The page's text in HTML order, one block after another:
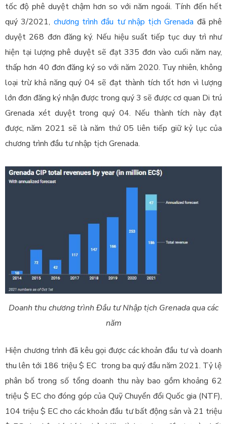
tốc độ phê duyệt chậm hơn so với năm ngoái. Tính đến hết
quý 3/2021, chương trình đầu tư nhập tịch Grenada đã phê
duyệt 268 đơn đăng ký. Nếu hiệu suất tiếp tục duy trì như
hiện tại lượng phê duyệt sẽ đạt 335 đơn vào cuối năm nay,
thấp hơn 40 đơn đăng ký so với năm 2020. Tuy nhiên, không
loại trừ khả năng quý 04 sẽ đạt thành tích tốt hơn vì lượng
lớn đơn đăng ký nhận được trong quý 3 sẽ được cơ quan Di trú
Grenada xét duyệt trong quý 04. Nếu thành tích này đạt
được, năm 2021 sẽ là năm thứ 05 liên tiếp giữ kỷ lục của
chương trình đầu tư nhập tịch Grenada.
Doanh thu chương trình Đầu tư Nhập tịch Grenada qua các
năm
Hiện chương trình đã kêu gọi được các khoản đầu tư và doanh
thu lên tới 186 triệu $ EC trong ba quý đầu năm 2021. Tỷ lệ
phân bố trong số tổng doanh thu này bao gồm khoảng 62
triệu $ EC cho đóng góp của Quỹ Chuyển đổi Quốc gia (NTF),
104 triệu $ EC cho các khoản đầu tư bất động sản và 21 triệu